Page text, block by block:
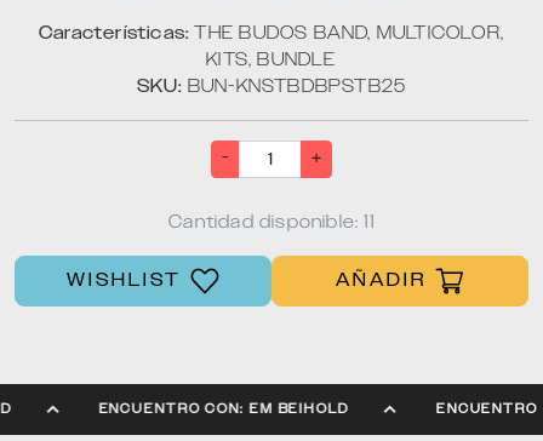
Características: THE BUDOS BAND, MULTICOLOR,
KITS, BUNDLE
SKU: BUN-KNSTBDBPSTB25
- +
Cantidad disponible: 11
WISHLIST AÑADIR
ENCUENTRO CON: EM BEIHOLD